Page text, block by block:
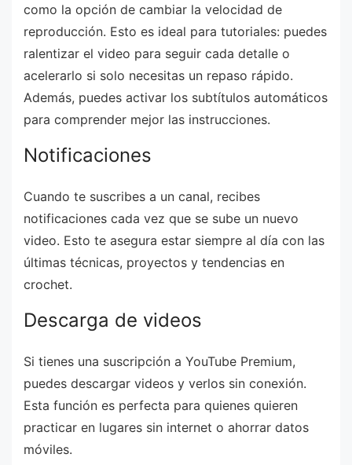
como la opción de cambiar la velocidad de
reproducción. Esto es ideal para tutoriales: puedes
ralentizar el video para seguir cada detalle o
acelerarlo si solo necesitas un repaso rápido.
Además, puedes activar los subtítulos automáticos
para comprender mejor las instrucciones.
Notificaciones
Cuando te suscribes a un canal, recibes
notificaciones cada vez que se sube un nuevo
video. Esto te asegura estar siempre al día con las
últimas técnicas, proyectos y tendencias en
crochet.
Descarga de videos
Si tienes una suscripción a YouTube Premium,
puedes descargar videos y verlos sin conexión.
Esta función es perfecta para quienes quieren
practicar en lugares sin internet o ahorrar datos
móviles.